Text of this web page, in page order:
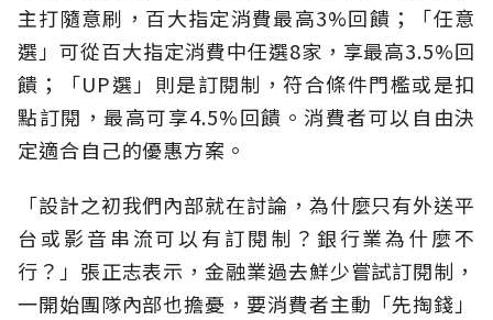
主打隨意刷，百大指定消費最高3%回饋；「任意
選」可從百大指定消費中任選8家，享最高3.5%回
饋；「UP選」則是訂閱制，符合條件門檻或是扣
點訂閱，最高可享4.5%回饋。消費者可以自由決
定適合自己的優惠方案。
「設計之初我們內部就在討論，為什麼只有外送平
台或影音串流可以有訂閱制？銀行業為什麼不
行？」張正志表示，金融業過去鮮少嘗試訂閱制，
一開始團隊內部也擔憂，要消費者主動「先掏錢」